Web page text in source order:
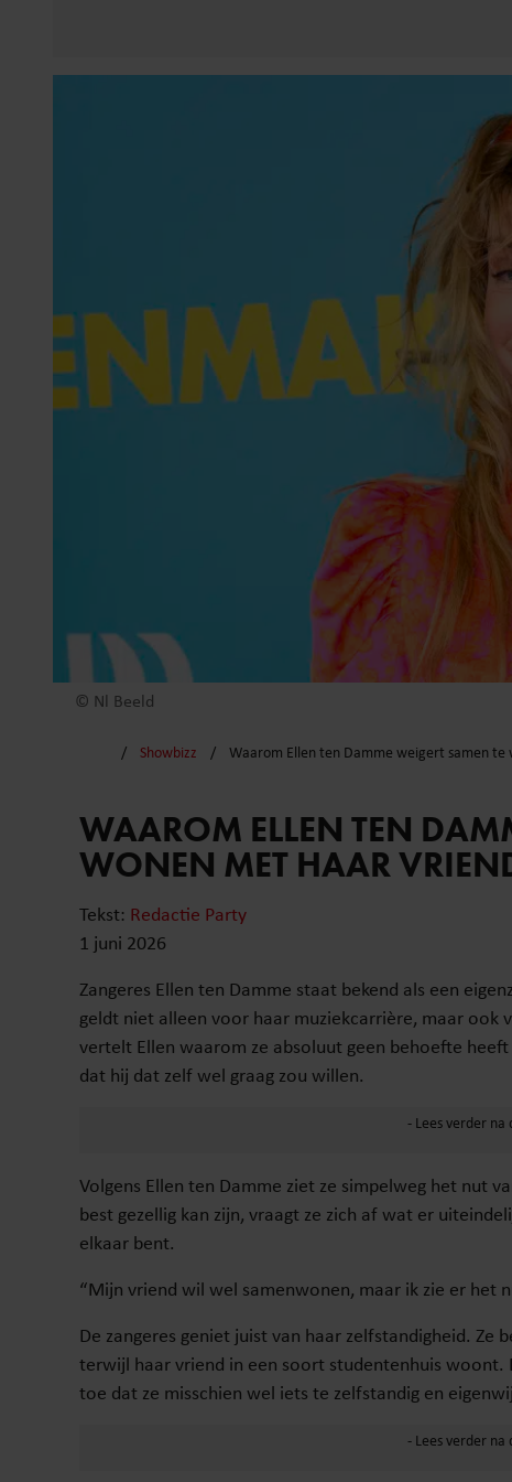
© Nl Beeld
Showbizz Waarom Ellen ten Damme weigert samen te
WAAROM ELLEN TEN
WONEN MET HAAR
Tekst: Redactie Party
1 juni 2026
Zangeres Ellen ten Damme staat bekend als een
geldt niet alleen voor haar muziekcarrière, maar
vertelt Ellen waarom ze absoluut geen behoefte
dat hij dat zelf wel graag zou willen.
Volgens Ellen ten Damme ziet ze simpelweg het nut
best gezellig kan zijn, vraagt ze zich af wat er
elkaar bent.
“Mijn vriend wil wel samenwonen, maar ik zie er het
De zangeres geniet juist van haar zelfstandigheid.
terwijl haar vriend in een soort studentenhuis
toe dat ze misschien wel iets te zelfstandig en